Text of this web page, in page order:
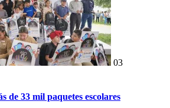
03
de 33 mil paquetes escolares